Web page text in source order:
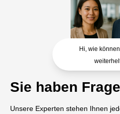
Hi, wie
Sie haben
Unsere Experten stehen Ihnen